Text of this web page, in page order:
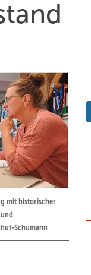
mit historischer
Schumann